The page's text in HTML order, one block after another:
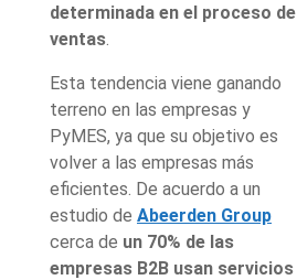
determinada en el proceso de
ventas
Esta tendencia viene ganando
terreno en las empresas y
PyMES, ya que su objetivo es
volver a las empresas más
eficientes. De acuerdo a un
estudio de Abeerden Group
cerca de un 70% de las
empresas B2B usan servicios